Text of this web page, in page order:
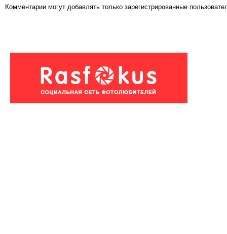
Комментарии могут добавлять только зарегистрированные